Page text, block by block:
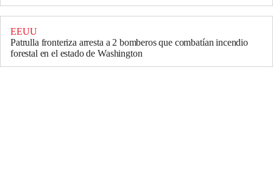
EEUU
Patrulla fronteriza arresta a 2 bomberos que combatían incendio
forestal en el estado de Washington